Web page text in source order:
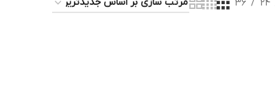
24
36